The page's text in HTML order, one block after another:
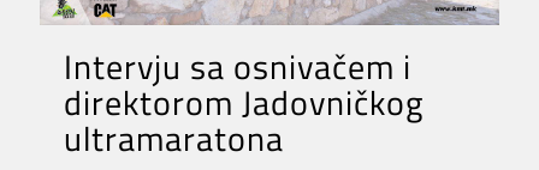
Intervju sa osnivačem i
direktorom Jadovničkog
ultramaratona